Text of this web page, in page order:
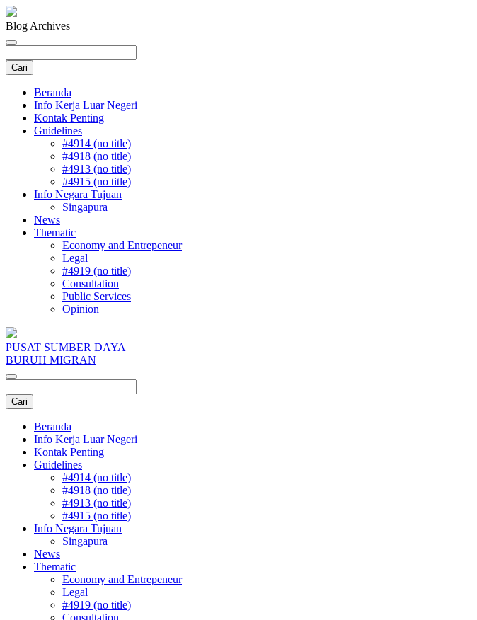
Blog Archives
Beranda
Info Kerja Luar Negeri
Kontak Penting
Guidelines
#4914 (no title)
#4918 (no title)
#4913 (no title)
#4915 (no title)
Info Negara Tujuan
Singapura
News
Thematic
Economy and Entrepeneur
Legal
#4919 (no title)
Consultation
Public Services
Opinion
PUSAT SUMBER DAYA
BURUH MIGRAN
Beranda
Info Kerja Luar Negeri
Kontak Penting
Guidelines
#4914 (no title)
#4918 (no title)
#4913 (no title)
#4915 (no title)
Info Negara Tujuan
Singapura
News
Thematic
Economy and Entrepeneur
Legal
#4919 (no title)
Consultation